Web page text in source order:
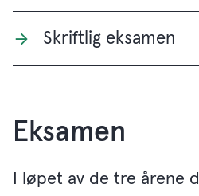
Skriftlig eksamen
Eksamen
I løpet av de tre årene